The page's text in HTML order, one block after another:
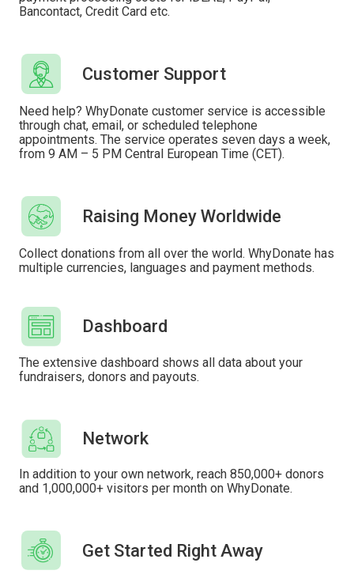
Bancontact, Credit Card etc.
Customer Support
Need help? WhyDonate customer service is accessible
through chat, email, or scheduled telephone
appointments. The service operates seven days a week,
from 9 AM – 5 PM Central European Time (CET).
Raising Money Worldwide
Collect donations from all over the world. WhyDonate has
multiple currencies, languages ​​and payment methods.
Dashboard
The extensive dashboard shows all data about your
fundraisers, donors and payouts.
Network
In addition to your own network, reach 850,000+ donors
and 1,000,000+ visitors per month on WhyDonate.
Get Started Right Away